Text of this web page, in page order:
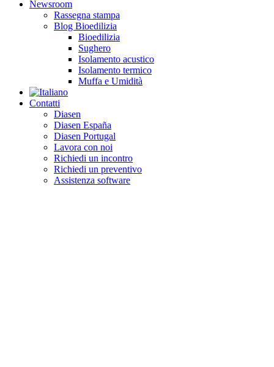
Newsroom
Rassegna stampa
Blog Bioedilizia
Bioedilizia
Sughero
Isolamento acustico
Isolamento termico
Muffa e Umidità
Contatti
Diasen
Diasen España
Diasen Portugal
Lavora con noi
Richiedi un incontro
Richiedi un preventivo
Assistenza software